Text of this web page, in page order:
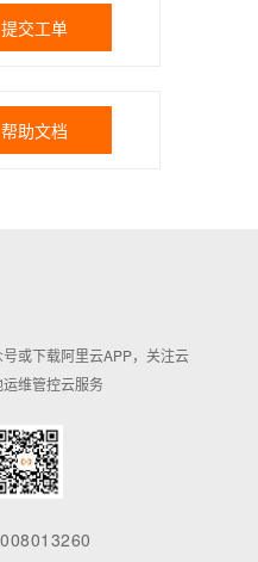
提交工单
帮助文档